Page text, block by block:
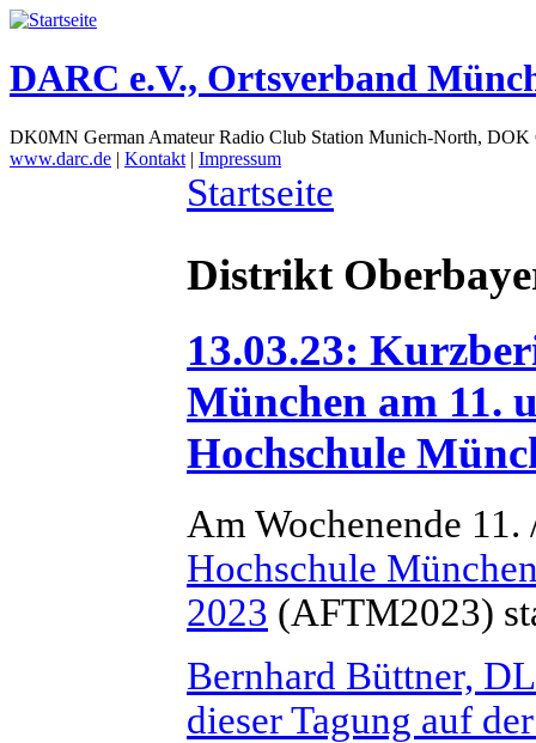
DARC e.V., Ortsverband
DK0MN German Amateur Radio Club Station Munich-North,
www.darc.de | Kontakt | Impressum
Startseite
Distrikt
13.03.23:
München am 11.
Hochschule
Am Wochenende
Hochschule
2023 (AFTM2023)
Bernhard Büttner,
dieser Tagung auf